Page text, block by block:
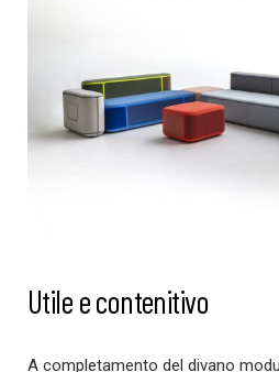
Utile e contenitivo
A completamento del divano